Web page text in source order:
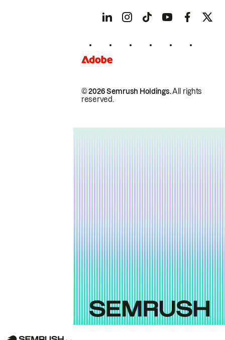
© 2026 Semrush Holdings.All rights
reserved.